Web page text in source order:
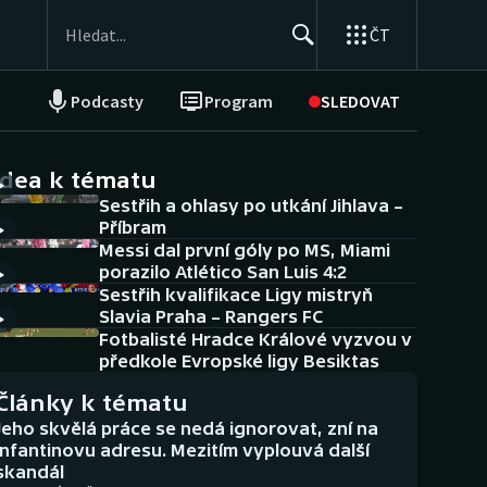
ČT
Podcasty Program SLEDOVAT
NEPŘEHLÉDNĚTE
Historické návraty
Aplikace ČT sport
AZ kvíz
k tématu
Sestřih a ohlasy po utkání Jihlava –
Příbram
Messi dal první góly po MS, Miami
porazilo Atlético San Luis 4:2
Sestřih kvalifikace Ligy mistryň
Slavia Praha – Rangers FC
Fotbalisté Hradce Králové vyzvou v
předkole Evropské ligy Besiktas
k tématu
skvělá práce se nedá ignorovat, zní na
adresu. Mezitím vyplouvá další